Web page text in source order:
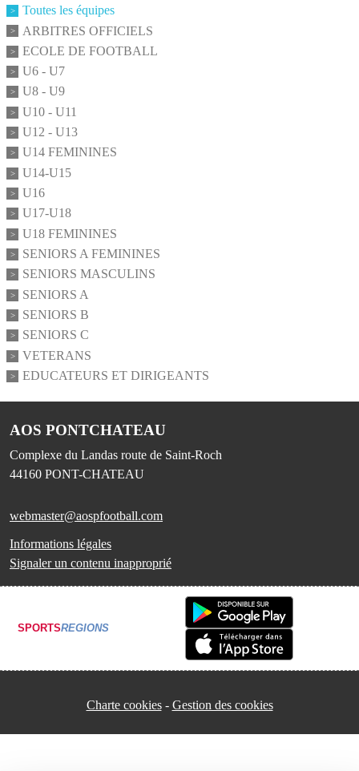
Toutes les équipes
ARBITRES OFFICIELS
ECOLE DE FOOTBALL
U6 - U7
U8 - U9
U10 - U11
U12 - U13
U14 FEMININES
U14-U15
U16
U17-U18
U18 FEMININES
SENIORS A FEMININES
SENIORS MASCULINS
SENIORS A
SENIORS B
SENIORS C
VETERANS
EDUCATEURS ET DIRIGEANTS
AOS PONTCHATEAU
Complexe du Landas route de Saint-Roch
44160 PONT-CHATEAU
webmaster@aospfootball.com
Informations légales
Signaler un contenu inapproprié
SPORTSREGIONS
Charte cookies Gestion des cookies